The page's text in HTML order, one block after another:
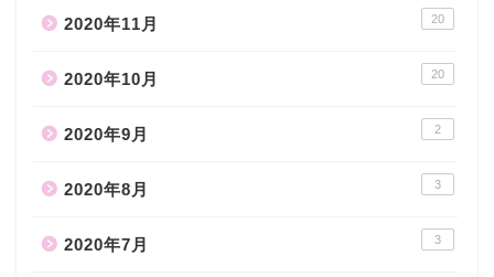
2020年11月 20
2020年10月 20
2020年9月 2
2020年8月 3
2020年7月 3